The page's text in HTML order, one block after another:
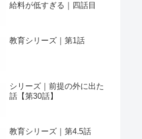
給料が低すぎる｜四話目
教育シリーズ｜第1話
シリーズ｜前提の外に出た
話【第30話】
教育シリーズ｜第4.5話